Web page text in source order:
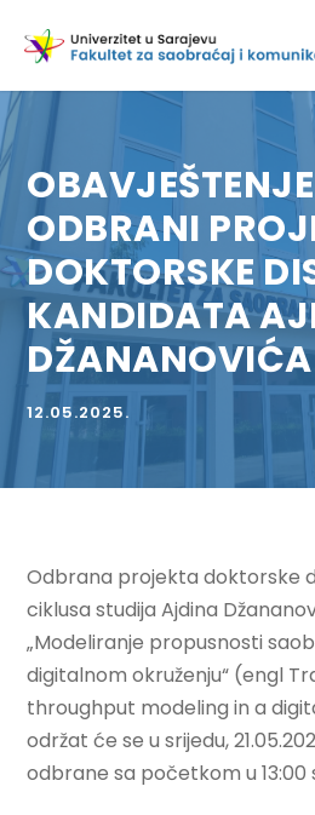
ODBRANI
DOKTORSKE
KANDIDATA
DŽANANOVIĆA
12.05.2025.
Odbrana projekta doktorske
ciklusa studija Ajdina
„Modeliranje propusnosti
digitalnom okruženju“ (engl
throughput modeling in a
održat će se u srijedu,
odbrane sa početkom u 13:00